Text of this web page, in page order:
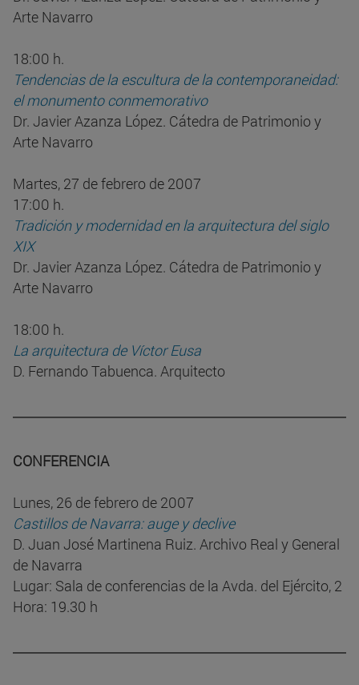
Arte Navarro
18:00 h.
Tendencias de la escultura de la contemporaneidad:
el monumento conmemorativo
Dr. Javier Azanza López. Cátedra de Patrimonio y
Arte Navarro
Martes, 27 de febrero de 2007
17:00 h.
Tradición y modernidad en la arquitectura del siglo
XIX
Dr. Javier Azanza López. Cátedra de Patrimonio y
Arte Navarro
18:00 h.
La arquitectura de Víctor Eusa
D. Fernando Tabuenca. Arquitecto
CONFERENCIA
Lunes, 26 de febrero de 2007
Castillos de Navarra: auge y declive
D. Juan José Martinena Ruiz. Archivo Real y General
de Navarra
Lugar: Sala de conferencias de la Avda. del Ejército, 2
Hora: 19.30 h